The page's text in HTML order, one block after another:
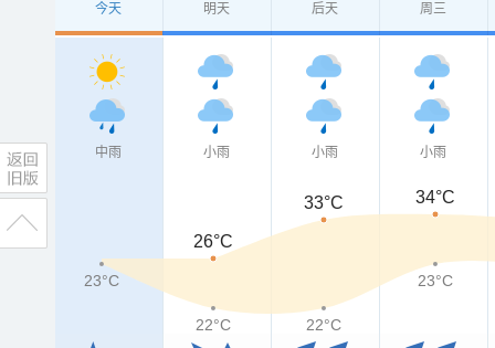
今天 明天 后天 周三
中雨 小雨 小雨 小雨
26°C
33°C 34°C
23°C
22°C 22°C
23°C